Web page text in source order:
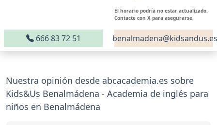
El horario podría no estar actualizado.
Contacte con X para asegurarse.
666 83 72 51 benalmadena@kidsandus.es
Nuestra opinión desde abcacademia.es sobre
Kids&Us Benalmádena - Academia de inglés para
niños en Benalmádena